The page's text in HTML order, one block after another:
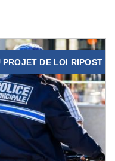
PROJET DE LOI RIPOST